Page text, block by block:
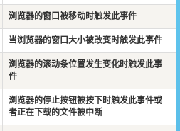
浏览器的窗口被移动时触发此事件
当浏览器的窗口大小被改变时触发此事件
浏览器的滚动条位置发生变化时触发此事
件
浏览器的停止按钮被按下时触发此事件或
者正在下载的文件被中断